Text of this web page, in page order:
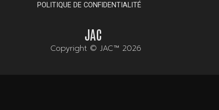
POLITIQUE DE CONFIDENTIALITÉ
JAC
Copyright © JAC™ 2026